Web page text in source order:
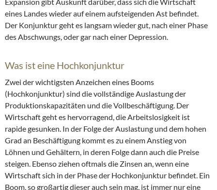
eines Landes wieder auf einem aufsteigenden Ast befindet.
Der Konjunktur geht es langsam wieder gut, nach einer Phase
des Abschwungs, oder gar nach einer Depression.
Was ist eine Hochkonjunktur
Zwei der wichtigsten Anzeichen eines Booms
(Hochkonjunktur) sind die vollständige Auslastung der
Produktionskapazitäten und die Vollbeschäftigung. Der
Wirtschaft geht es hervorragend, die Arbeitslosigkeit ist
rapide gesunken. In der Folge der Auslastung und dem hohen
Grad an Beschäftigung kommt es zu einem Anstieg von
Löhnen und Gehältern, in deren Folge dann auch die Preise
steigen. Ebenso ziehen oftmals die Zinsen an, wenn eine
Wirtschaft sich in der Phase der Hochkonjunktur befindet. Ein
Boom, so großartig dieser auch sein mag, ist immer nur eine